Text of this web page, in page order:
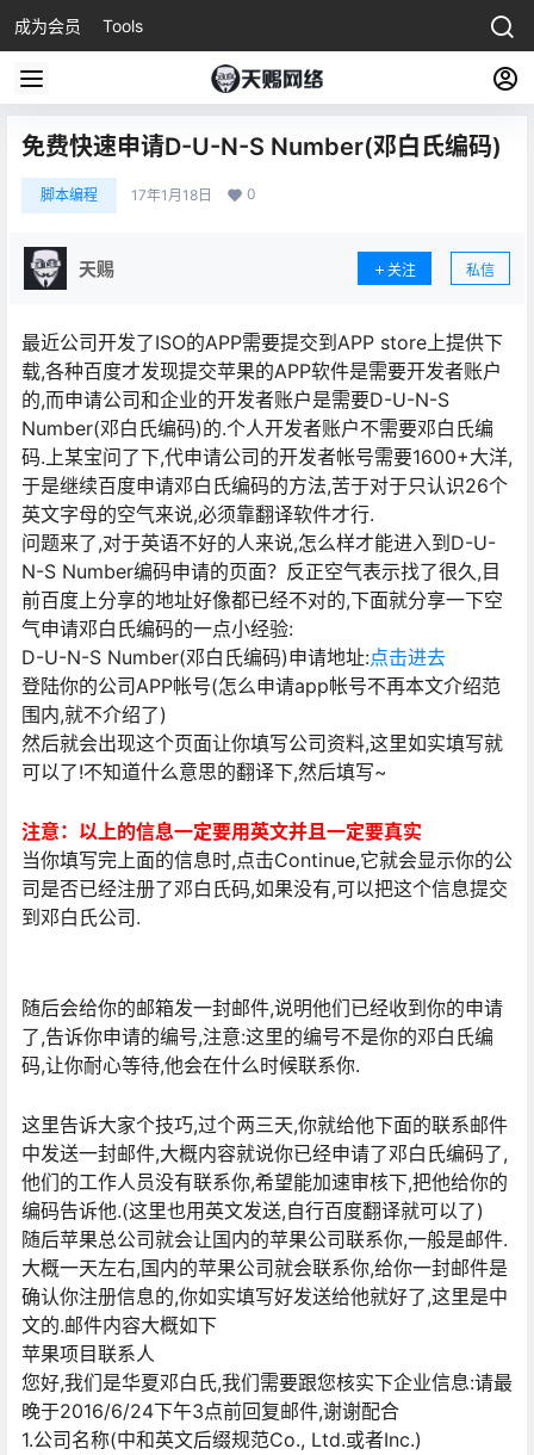
成为会员 Tools
免费快速申请D-U-N-S Number(邓白氏编码)
脚本编程 17年1月18日 0
天赐 关注 私信
最近公司开发了ISO的APP需要提交到APP store上提供下
载,各种百度才发现提交苹果的APP软件是需要开发者账户
的,而申请公司和企业的开发者账户是需要D-U-N-S
Number(邓白氏编码)的.个人开发者账户不需要邓白氏编
码.上某宝问了下,代申请公司的开发者帐号需要1600+大洋,
于是继续百度申请邓白氏编码的方法,苦于对于只认识26个
英文字母的空气来说,必须靠翻译软件才行.
问题来了,对于英语不好的人来说,怎么样才能进入到D-U-
N-S Number编码申请的页面？反正空气表示找了很久,目
前百度上分享的地址好像都已经不对的,下面就分享一下空
气申请邓白氏编码的一点小经验:
D-U-N-S Number(邓白氏编码)申请地址:点击进去
登陆你的公司APP帐号(怎么申请app帐号不再本文介绍范
围内,就不介绍了)
然后就会出现这个页面让你填写公司资料,这里如实填写就
可以了!不知道什么意思的翻译下,然后填写~
注意：以上的信息一定要用英文并且一定要真实
当你填写完上面的信息时,点击Continue,它就会显示你的公
司是否已经注册了邓白氏码,如果没有,可以把这个信息提交
到邓白氏公司.
随后会给你的邮箱发一封邮件,说明他们已经收到你的申请
了,告诉你申请的编号,注意:这里的编号不是你的邓白氏编
码,让你耐心等待,他会在什么时候联系你.
这里告诉大家个技巧,过个两三天,你就给他下面的联系邮件
中发送一封邮件,大概内容就说你已经申请了邓白氏编码了,
他们的工作人员没有联系你,希望能加速审核下,把他给你的
编码告诉他.(这里也用英文发送,自行百度翻译就可以了)
随后苹果总公司就会让国内的苹果公司联系你,一般是邮件.
大概一天左右,国内的苹果公司就会联系你,给你一封邮件是
确认你注册信息的,你如实填写好发送给他就好了,这里是中
文的.邮件内容大概如下
苹果项目联系人
您好,我们是华夏邓白氏,我们需要跟您核实下企业信息:请最
晚于2016/6/24下午3点前回复邮件,谢谢配合
1.公司名称(中和英文后缀规范Co., Ltd.或者Inc.)